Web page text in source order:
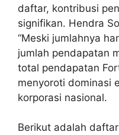
daftar, kontribusi
signifikan. Hendra
“Meski jumlahnya
jumlah pendapatan
total pendapatan
menyoroti dominasi
korporasi nasional.
Berikut adalah